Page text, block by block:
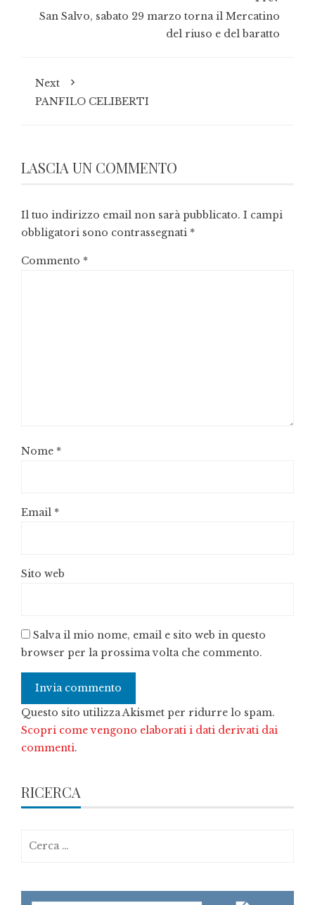
San Salvo, sabato 29 marzo torna il Mercatino
del riuso e del baratto
Next
PANFILO CELIBERTI
LASCIA UN COMMENTO
Il tuo indirizzo email non sarà pubblicato. I campi
obbligatori sono contrassegnati *
Commento *
Nome *
Email *
Sito web
Salva il mio nome, email e sito web in questo
browser per la prossima volta che commento.
Questo sito utilizza Akismet per ridurre lo spam.
Scopri come vengono elaborati i dati derivati dai
commenti.
RICERCA